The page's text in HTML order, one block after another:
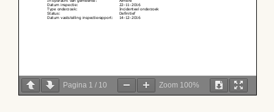
Pagina 1 / 10 Zoom 100%